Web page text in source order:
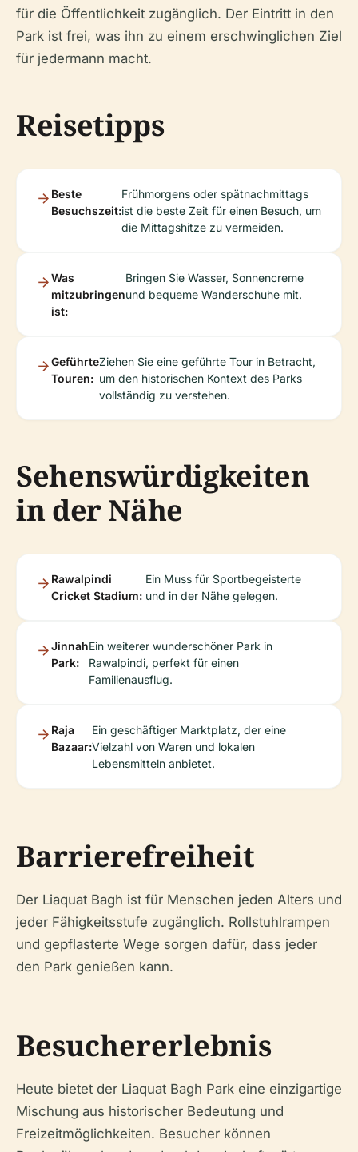
für die Öffentlichkeit zugänglich. Der Eintritt in den
Park ist frei, was ihn zu einem erschwinglichen Ziel
für jedermann macht.
Reisetipps
Beste
Besuchszeit:
Frühmorgens oder spätnachmittags
ist die beste Zeit für einen Besuch, um
die Mittagshitze zu vermeiden.
Was
mitzubringen
ist:
Bringen Sie Wasser, Sonnencreme
und bequeme Wanderschuhe mit.
Geführte
Touren:
Ziehen Sie eine geführte Tour in Betracht,
um den historischen Kontext des Parks
vollständig zu verstehen.
Sehenswürdigkeiten
in der Nähe
Rawalpindi
Cricket Stadium:
Ein Muss für Sportbegeisterte
und in der Nähe gelegen.
Jinnah
Park:
Ein weiterer wunderschöner Park in
Rawalpindi, perfekt für einen
Familienausflug.
Raja
Bazaar:
Ein geschäftiger Marktplatz, der eine
Vielzahl von Waren und lokalen
Lebensmitteln anbietet.
Barrierefreiheit
Der Liaquat Bagh ist für Menschen jeden Alters und
jeder Fähigkeitsstufe zugänglich. Rollstuhlrampen
und gepflasterte Wege sorgen dafür, dass jeder
den Park genießen kann.
Besuchererlebnis
Heute bietet der Liaquat Bagh Park eine einzigartige
Mischung aus historischer Bedeutung und
Freizeitmöglichkeiten. Besucher können